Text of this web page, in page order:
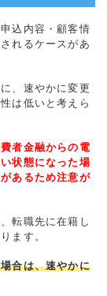
込内容・顧客情
れるケースがあ
、速やかに変更
は低いと考えら
者金融からの電
状態になった場
あるため注意が
転職先に在籍し
ます。
合は、速やかに